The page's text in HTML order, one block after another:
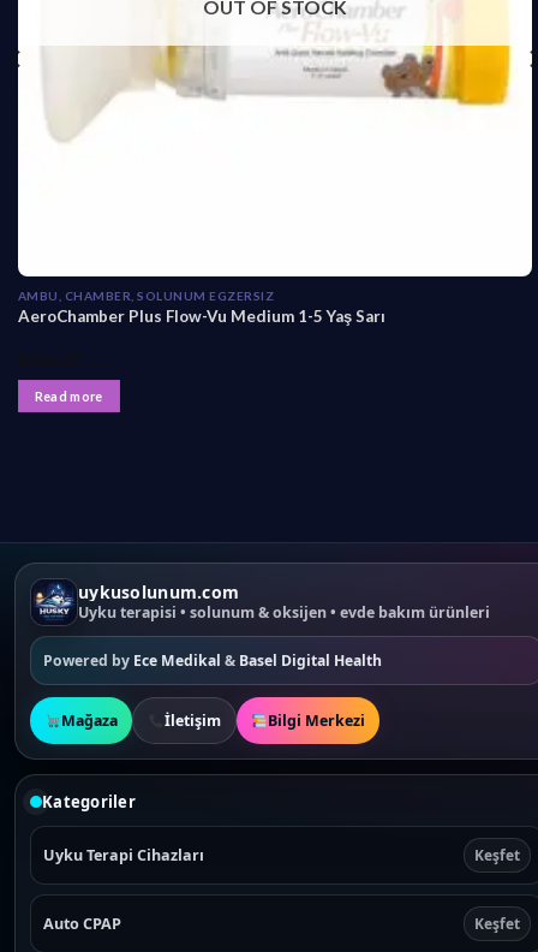
OUT OF STOCK
AMBU, CHAMBER, SOLUNUM EGZERSIZ
AeroChamber Plus Flow-Vu Medium 1-5 Yaş Sarı
Read more
uykusolunum.com
Uyku terapisi • solunum & oksijen • evde bakım ürünleri
Powered by Ece Medikal & Basel Digital Health
Mağaza İletişim Bilgi Merkezi
Kategoriler
Uyku Terapi Cihazları Keşfet
Auto CPAP Keşfet